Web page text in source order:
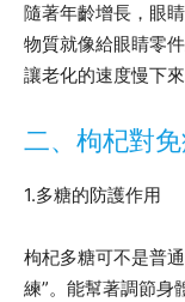
隨著年齡增長，眼
物質就像給眼睛零
讓老化的速度慢下來
二、枸杞對
1.多糖的防護作用
枸杞多糖可不是普
練”。能幫著調節身